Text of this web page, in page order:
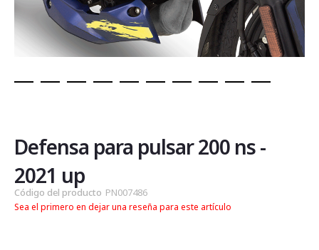
de
la
galería
de
imágenes
Defensa para pulsar 200 ns -
2021 up
Código del producto PN007486
Sea el primero en dejar una reseña para este artículo